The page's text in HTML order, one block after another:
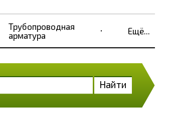
Трубопроводная
арматура
Ещё...
Найти